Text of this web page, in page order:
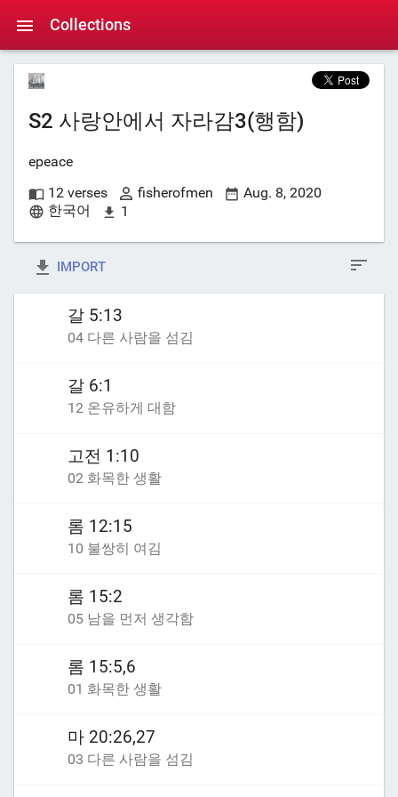
Collections
S2 사랑안에서 자라감3(행함)
epeace
12 verses
fisherofmen
Aug. 8, 2020
한국어
1
IMPORT
갈 5:13
04 다른 사람을 섬김
갈 6:1
12 온유하게 대함
고전 1:10
02 화목한 생활
롬 12:15
10 불쌍히 여김
롬 15:2
05 남을 먼저 생각함
롬 15:5,6
01 화목한 생활
마 20:26,27
03 다른 사람을 섬김